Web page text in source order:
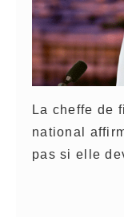
La cheffe de
national
pas si elle